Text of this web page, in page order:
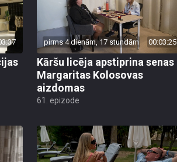
pirms 4 dienām, 17 stundām 00:03:25
Kāršu licēja apstiprina senas
Margaritas Kolosovas
aizdomas
61. epizode